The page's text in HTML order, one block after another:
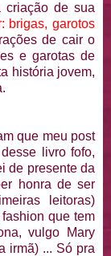
criação de sua
brigas, garotos
de cair o
e garotas de
história jovem,
que meu post
livro fofo,
de presente da
honra de ser
leitoras)
que tem
vulgo Mary
irmã) ... Só pra